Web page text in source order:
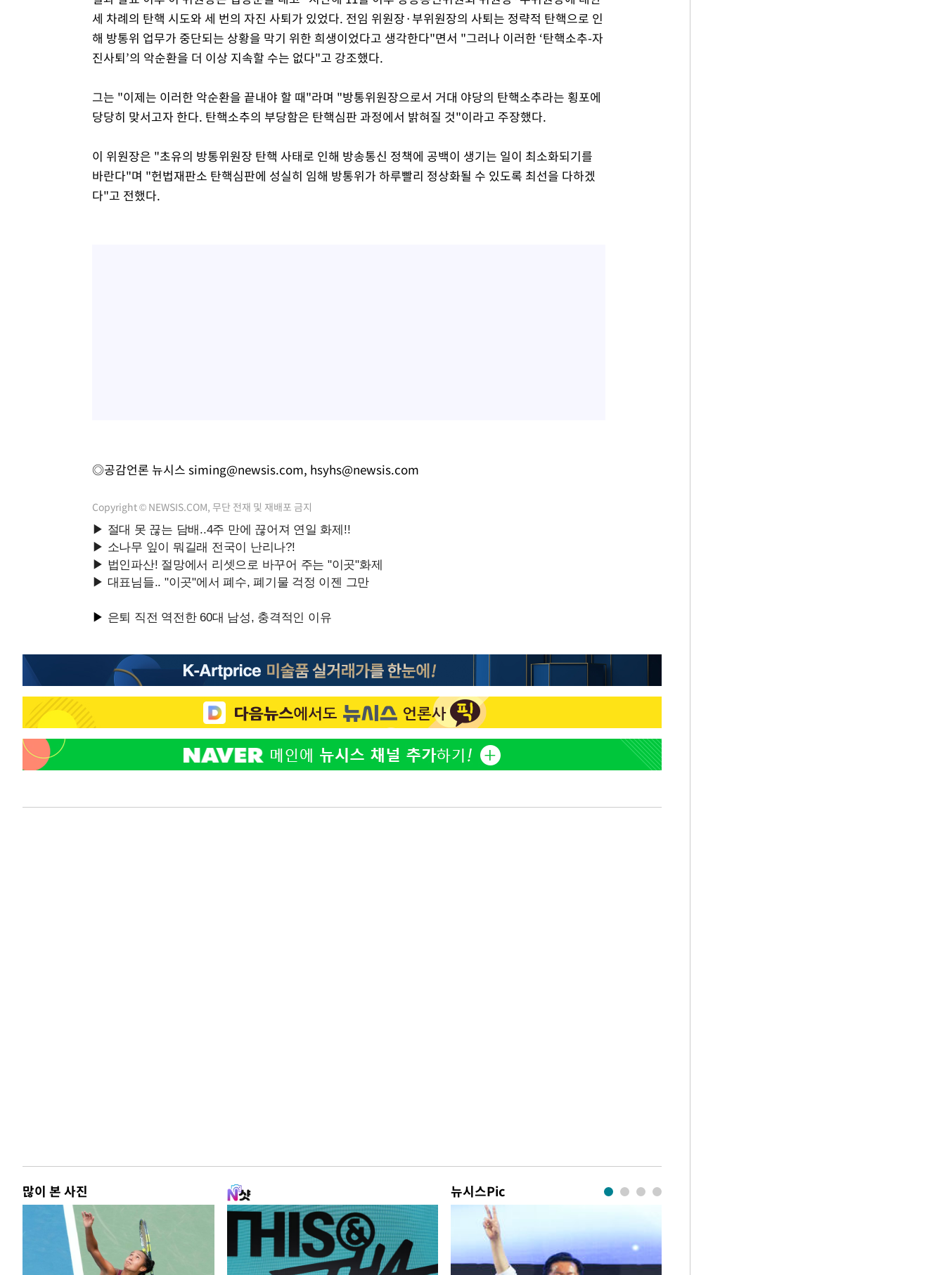
세 차례의 탄핵 시도와 세 번의 자진 사퇴가 있었다. 전임 위원장·부위원장의 사퇴는 정략적 탄핵으로 인
해 방통위 업무가 중단되는 상황을 막기 위한 희생이었다고 생각한다"면서 "그러나 이러한 ‘탄핵소추-자
진사퇴’의 악순환을 더 이상 지속할 수는 없다"고 강조했다.
그는 "이제는 이러한 악순환을 끝내야 할 때"라며 "방통위원장으로서 거대 야당의 탄핵소추라는 횡포에
당당히 맞서고자 한다. 탄핵소추의 부당함은 탄핵심판 과정에서 밝혀질 것"이라고 주장했다.
이 위원장은 "초유의 방통위원장 탄핵 사태로 인해 방송통신 정책에 공백이 생기는 일이 최소화되기를
바란다"며 "헌법재판소 탄핵심판에 성실히 임해 방통위가 하루빨리 정상화될 수 있도록 최선을 다하겠
다"고 전했다.
◎공감언론 뉴시스 siming@newsis.com, hsyhs@newsis.com
Copyright © NEWSIS.COM, 무단 전재 및 재배포 금지
많이 본 사진 뉴시스Pic